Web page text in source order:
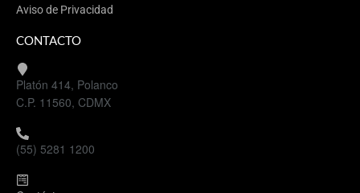
Aviso de Privacidad
CONTACTO
Platón 414, Polanco
C.P. 11560, CDMX
(55) 5281 1200